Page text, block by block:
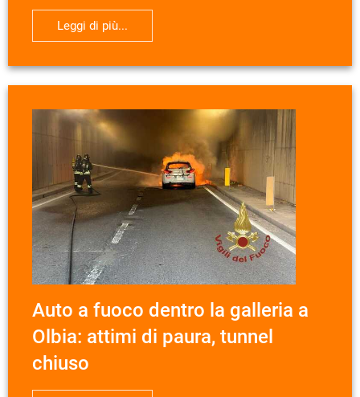
Leggi di più...
Auto a fuoco dentro la galleria a
Olbia: attimi di paura, tunnel
chiuso